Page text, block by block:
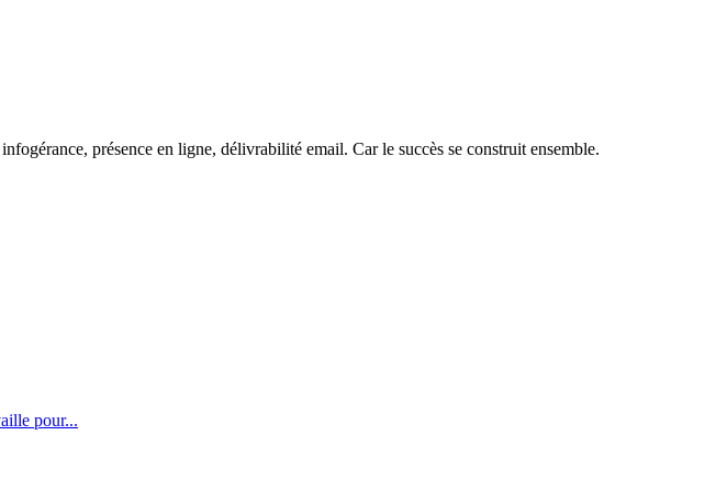
présence en ligne, délivrabilité email. Car le succès se construit ensemble.
pour...